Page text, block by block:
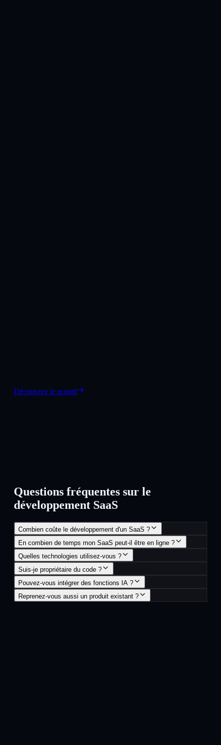
Découvrez le portail
Questions fréquentes sur le
développement SaaS
Combien coûte le développement d'un SaaS ?
En combien de temps mon SaaS peut-il être en ligne ?
Quelles technologies utilisez-vous ?
Suis-je propriétaire du code ?
Pouvez-vous intégrer des fonctions IA ?
Reprenez-vous aussi un produit existant ?